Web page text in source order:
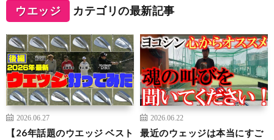
ウエッジ カテゴリの最新記事
2026.06.27
【26年話題のウエッジ ベスト
2026.06.22
最近のウェッジは本当にすご